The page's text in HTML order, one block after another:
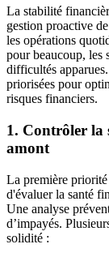
La stabilité
gestion proactive
les opérations
pour beaucoup, les
difficultés
priorisées pour
risques financiers.
1. Contrôler la
amont
La première
d'évaluer la santé
Une analyse
d’impayés.
solidité :